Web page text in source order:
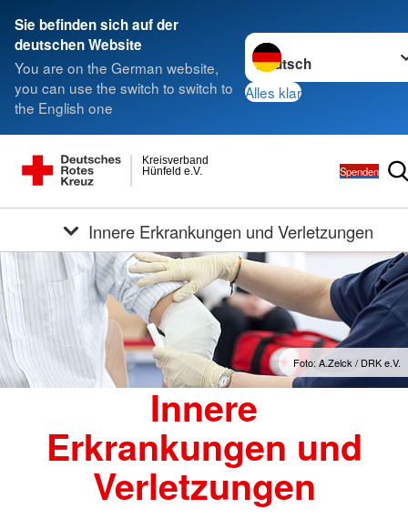
Sie befinden sich auf der
deutschen Website
You are on the German website,
you can use the switch to switch to
the English one
Sprache wechseln zu
Alles klar
Hünfeld e.V.
Kreisverband
Spenden
Innere Erkrankungen und Verletzungen
Foto: A.Zelck / DRK e.V.
Innere
Erkrankungen und
Verletzungen